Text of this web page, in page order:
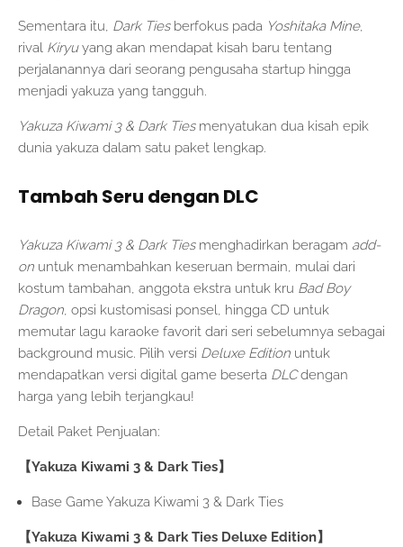
Sementara itu, Dark Tiesberfokus pada Yoshitaka Mine,
rival Kiryuyang akan mendapat kisah baru tentang
perjalanannya dari seorang pengusaha startup hingga
menjadi yakuza yang tangguh.
Yakuza Kiwami 3 & Dark Tiesmenyatukan dua kisah epik
dunia yakuza dalam satu paket lengkap.
Tambah Seru dengan DLC
Yakuza Kiwami 3 & Dark Tiesmenghadirkan beragam add-
on untuk menambahkan keseruan bermain, mulai dari
kostum tambahan, anggota ekstra untuk kru Bad Boy
Dragon, opsi kustomisasi ponsel, hingga CD untuk
memutar lagu karaoke favorit dari seri sebelumnya sebagai
background music. Pilih versi Deluxe Edition untuk
mendapatkan versi digital game beserta DLCdengan
harga yang lebih terjangkau!
Detail Paket Penjualan:
【Yakuza Kiwami 3 & Dark Ties】
Base Game Yakuza Kiwami 3 & Dark Ties
【Yakuza Kiwami 3 & Dark Ties Deluxe Edition】